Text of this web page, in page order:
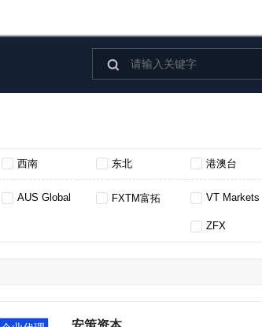

西南 东北 港澳台
AUS Global FXTM富拓 VT Markets
ZFX